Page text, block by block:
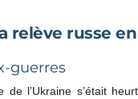
relève russe
guerres
de l’Ukraine s’était